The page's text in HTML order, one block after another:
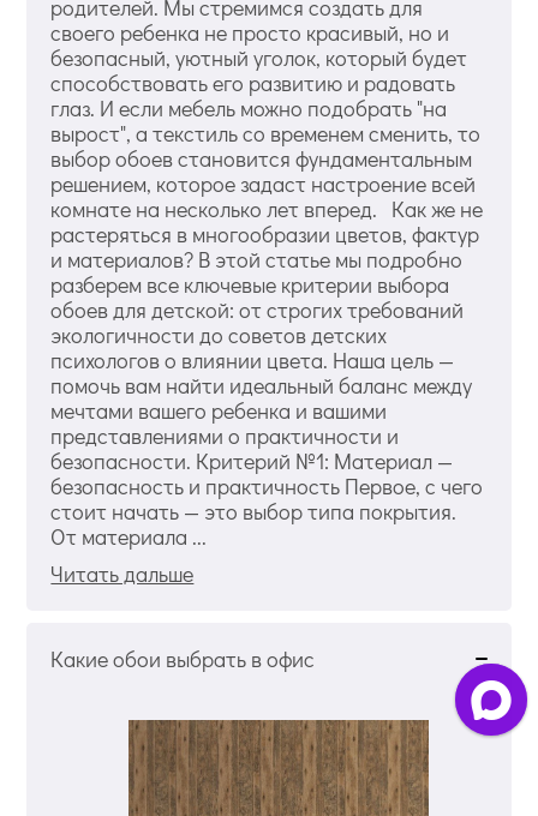
родителей. Мы стремимся создать для
своего ребенка не просто красивый, но и
безопасный, уютный уголок, который будет
способствовать его развитию и радовать
глаз. И если мебель можно подобрать "на
вырост", а текстиль со временем сменить, то
выбор обоев становится фундаментальным
решением, которое задаст настроение всей
комнате на несколько лет вперед. Как же не
растеряться в многообразии цветов, фактур
и материалов? В этой статье мы подробно
разберем все ключевые критерии выбора
обоев для детской: от строгих требований
экологичности до советов детских
психологов о влиянии цвета. Наша цель —
помочь вам найти идеальный баланс между
мечтами вашего ребенка и вашими
представлениями о практичности и
безопасности. Критерий №1: Материал —
безопасность и практичность Первое, с чего
стоит начать — это выбор типа покрытия.
От материала ...
Читать дальше
Какие обои выбрать в офис